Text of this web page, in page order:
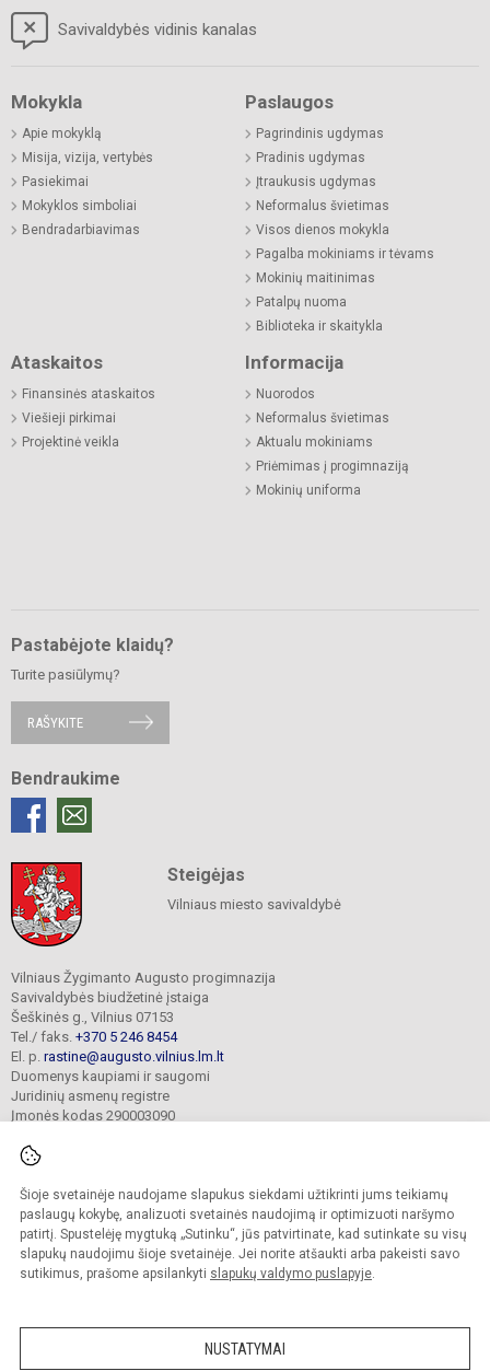
Šioje svetainėje naudojame slapukus siekdami užtikrinti jums teikiamų
paslaugų kokybę, analizuoti svetainės naudojimą ir optimizuoti naršymo
patirtį. Spustelėję mygtuką „Sutinku“, jūs patvirtinate, kad sutinkate su visų
slapukų naudojimu šioje svetainėje. Jei norite atšaukti arba pakeisti savo
sutikimus, prašome apsilankyti slapukų valdymo puslapyje.
NUSTATYMAI
Savivaldybės vidinis kanalas
Mokykla
Apie mokyklą
Misija, vizija, vertybės
Pasiekimai
Mokyklos simboliai
Bendradarbiavimas
Paslaugos
Pagrindinis ugdymas
Pradinis ugdymas
Įtraukusis ugdymas
Neformalus švietimas
Visos dienos mokykla
Pagalba mokiniams ir tėvams
Mokinių maitinimas
Patalpų nuoma
Biblioteka ir skaitykla
Ataskaitos
Finansinės ataskaitos
Viešieji pirkimai
Projektinė veikla
Informacija
Nuorodos
Neformalus švietimas
Aktualu mokiniams
Priėmimas į progimnaziją
Mokinių uniforma
Pastabėjote klaidų?
Turite pasiūlymų?
RAŠYKITE
Bendraukime
Steigėjas
Vilniaus miesto savivaldybė
Vilniaus Žygimanto Augusto progimnazija
Savivaldybės biudžetinė įstaiga
Šeškinės g., Vilnius 07153
Tel./ faks. +370 5 246 8454
El. p. rastine@augusto.vilnius.lm.lt
Duomenys kaupiami ir saugomi
Juridinių asmenų registre
Įmonės kodas 290003090
© 2021. Vilniaus Žygimanto Augusto progimnazija. Visos teisės saugomos.
Kopijuoti turinį be raštiško mokyklos sutikimo griežtai draudžiama.
Versija neįgaliesiems Slapukų valdymas